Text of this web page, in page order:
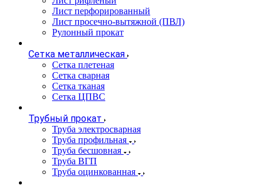
Лист перфорированный
Лист просечно-вытяжной (ПВЛ)
Рулонный прокат
Сетка металлическая
Сетка плетеная
Сетка сварная
Сетка тканая
Сетка ЦПВС
Трубный прокат
Труба электросварная
Труба профильная
Труба бесшовная
Труба ВГП
Труба оцинкованная